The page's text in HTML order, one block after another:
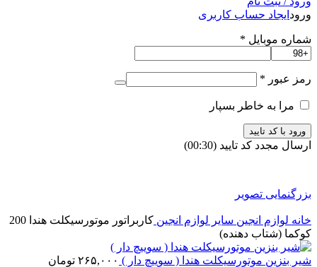
ورود ایجاد حساب کاربری
شماره موبایل *
رمز عبور *
مرا به خاطر بسپار
ورود با کد تایید
ارسال مجدد کد تایید (00:
30
)
بزرگنمایی تصویر
خانه لوازم انجین سایر لوازم انجین
کاربراتور موتورسیکلت هندا 200
کوکما (شتاب دهنده)
شیر بنزین موتورسیکلت هندا ( سوییچ دار ) ۲۶۵,۰۰۰ تومان